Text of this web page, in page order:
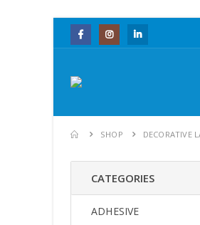
SHOP DECORATIVE
CATEGORIES
ADHESIVE